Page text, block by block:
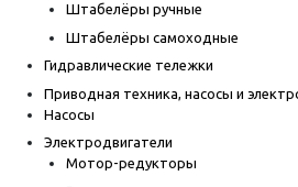
Штабелёры ручные
Штабелёры самоходные
Гидравлические тележки
Приводная техника, насосы и
Насосы
Электродвигатели
Мотор-редукторы